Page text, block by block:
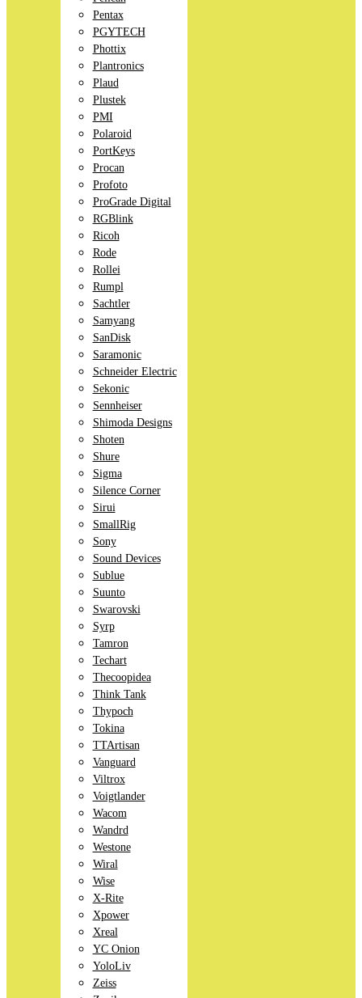
Pentax
PGYTECH
Phottix
Plantronics
Plaud
Plustek
PMI
Polaroid
PortKeys
Procan
Profoto
ProGrade Digital
RGBlink
Ricoh
Rode
Rollei
Rumpl
Sachtler
Samyang
SanDisk
Saramonic
Schneider Electric
Sekonic
Sennheiser
Shimoda Designs
Shoten
Shure
Sigma
Silence Corner
Sirui
SmallRig
Sony
Sound Devices
Sublue
Suunto
Swarovski
Syrp
Tamron
Techart
Thecoopidea
Think Tank
Thypoch
Tokina
TTArtisan
Vanguard
Viltrox
Voigtlander
Wacom
Wandrd
Westone
Wiral
Wise
X-Rite
Xpower
Xreal
YC Onion
YoloLiv
Zeiss